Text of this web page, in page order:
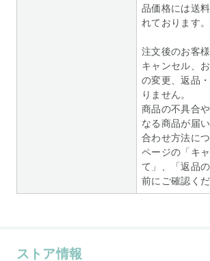
品価格には送
れております。
注文後のお客
キャンセル、
の変更、返品
りません。
商品の不具合
なる商品が届
合わせ方法に
ページの「キ
て」、「返品
前にご確認くだ
ストア情報